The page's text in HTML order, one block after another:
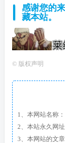
感谢您的
藏本站。
© 版权声明
1、本网站名称：
2、本站永久网址
3、本网站的文